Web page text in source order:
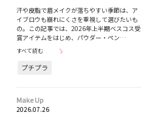
汗や皮脂で眉メイクが落ちやすい季節は、ア
イブロウも崩れにくさを重視して選びたいも
の。この記事では、2026年上半期ベスコス受
賞アイテムをはじめ、パウダー・ペン…
すべて読む
プチプラ
Make Up
2026.07.26